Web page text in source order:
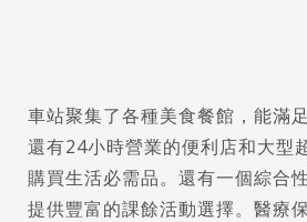
車站聚集了各種美食餐館，能滿
還有24小時營業的便利店和大型
購買生活必需品。還有一個綜合
提供豐富的課餘活動選擇。醫療